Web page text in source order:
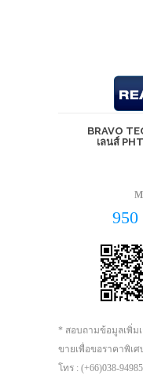
BRAVO
เลนส์
* สอบถามข้อมูลเพิ่ม
ขายเพื่อขอราคาพิเศ
โทร : (+66)038-